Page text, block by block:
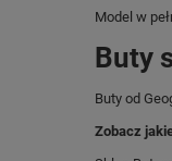
Model w
Buty
Buty od
Zobacz